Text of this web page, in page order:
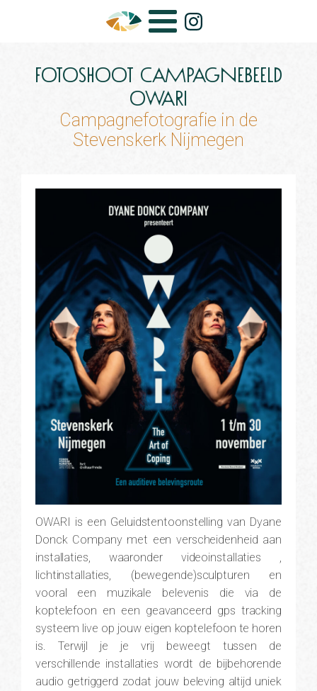
Fotoshoot campagnebeeld
Owari
Campagnefotografie in de
Stevenskerk Nijmegen
OWARI is een Geluidstentoonstelling van Dyane
Donck Company met een verscheidenheid aan
installaties, waaronder videoinstallaties ,
lichtinstallaties, (bewegende)sculpturen en
vooral een muzikale belevenis die via de
koptelefoon en een geavanceerd gps tracking
systeem live op jouw eigen koptelefoon te horen
is. Terwijl je je vrij beweegt tussen de
verschillende installaties wordt de bijbehorende
audio getriggerd zodat jouw beleving altijd uniek